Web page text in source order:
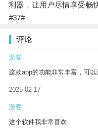
利器，让用户尽情享受畅
#37#
评论
游客
这款app的功能非常丰富，可以
2025-02-17
游客
这个软件我非常喜欢